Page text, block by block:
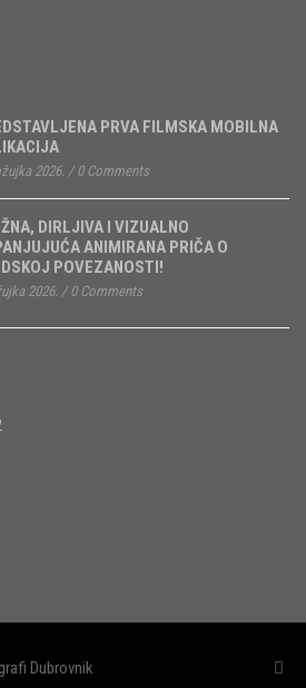
PRVA FILMSKA MOBILNA
2026. / 0 Comments
DIRLJIVA I VIZUALNO
ANIMIRANA PRIČA O
POVEZANOSTI!
2026. / 0 Comments
Dubrovnik